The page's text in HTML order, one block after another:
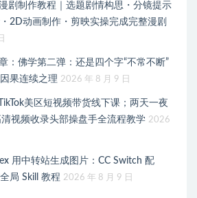
剧制作教程｜选题剧情构思・分镜提示
2D动画制作・剪映实操完成完整漫剧
：佛学第二弹：还是四个字“不常不断”
果连续之理 2026 年 8 月 9 日
美区短视频带货线下课；两天一夜
视频收录头部操盘手全流程教学 2026
用中转站生成图片：CC Switch 配
局 Skill 教程 2026 年 8 月 9 日